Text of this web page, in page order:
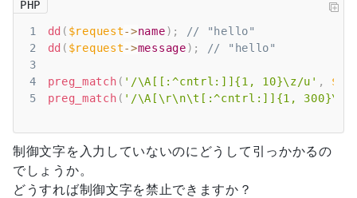
PHP
1 dd ( $request->name) ;
// "hello"
2
dd ( $request->message) ;
// "hello"
3
4
preg_match ( '/\A[[:^cntrl:]]{1, 10}\z/u' ,
5
preg_match ( '/\A[\r\n\t[:^cntrl:]]{1, 300}\z/
制御文字を入力していないのにどうして引っかかるの
でしょうか。
どうすれば制御文字を禁止できますか？